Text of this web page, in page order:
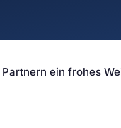
ein frohes